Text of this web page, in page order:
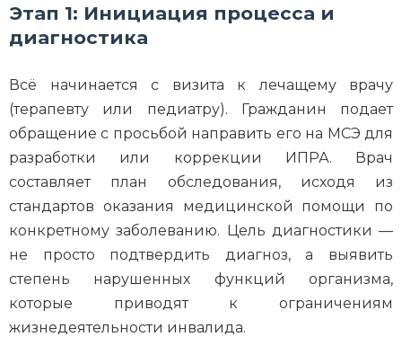
Этап 1: Инициация процесса и
диагностика
Всё начинается с визита к лечащему врачу
(терапевту или педиатру). Гражданин подает
обращение с просьбой направить его на МСЭ для
разработки или коррекции ИПРА. Врач
составляет план обследования, исходя из
стандартов оказания медицинской помощи по
конкретному заболеванию. Цель диагностики —
не просто подтвердить диагноз, а выявить
степень нарушенных функций организма,
которые приводят к ограничениям
жизнедеятельности инвалида.